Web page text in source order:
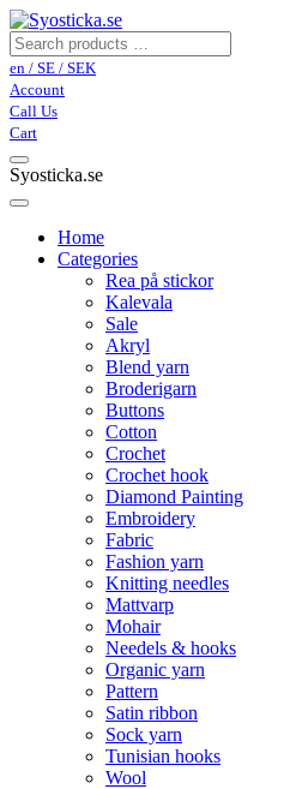
en / SE / SEK
Account
Call Us
Cart
Syosticka.se
Home
Categories
Rea på stickor
Kalevala
Sale
Akryl
Blend yarn
Broderigarn
Buttons
Cotton
Crochet
Crochet hook
Diamond Painting
Embroidery
Fabric
Fashion yarn
Knitting needles
Mattvarp
Mohair
Needels & hooks
Organic yarn
Pattern
Satin ribbon
Sock yarn
Tunisian hooks
Wool